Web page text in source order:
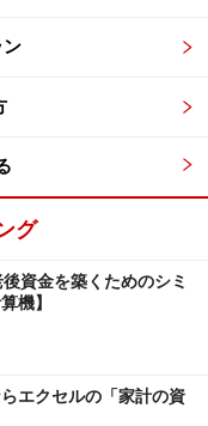
みのベテランFPの1
家計管理の方法や投
る情報を発信してい
としても活躍中。
後半戦のお金の習
月分配型投資信託
）など
内容をご確認くださ
グ
資金を築くためのシミ
機】
エクセルの「家計の資